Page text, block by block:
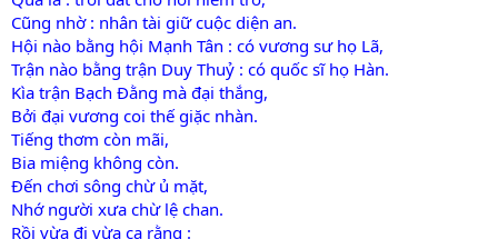
Cũng nhờ : nhân tài giữ cuộc diện an.
Hội nào bằng hội Mạnh Tân : có vương sư họ Lã,
Trận nào bằng trận Duy Thuỷ : có quốc sĩ họ Hàn.
Kìa trận Bạch Đằng mà đại thắng,
Bởi đại vương coi thế giặc nhàn.
Tiếng thơm còn mãi,
Bia miệng không còn.
Đến chơi sông chừ ủ mặt,
Nhớ người xưa chừ lệ chan.
Rồi vừa đi vừa ca rằng :